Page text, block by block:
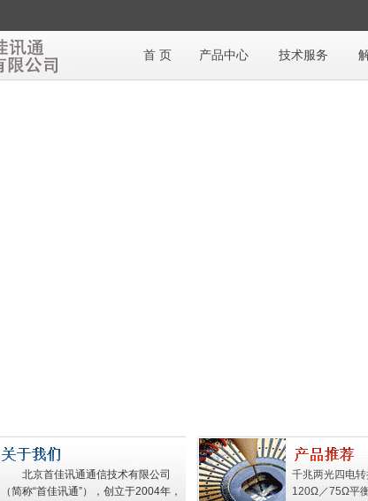
首 页 产品中心 技术服务
北京首佳讯通通信技术有限公司
（简称“首佳讯通”），创立于2004年，
千兆两光四电
120Ω／75Ω平